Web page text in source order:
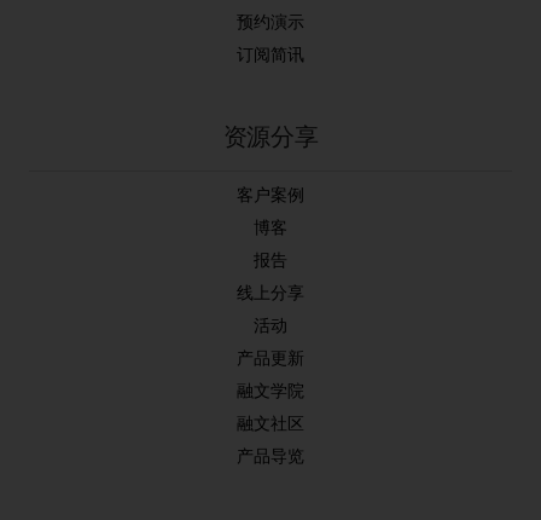
预约演示
订阅简讯
资源分享
客户案例
博客
报告
线上分享
活动
产品更新
融文学院
融文社区
产品导览